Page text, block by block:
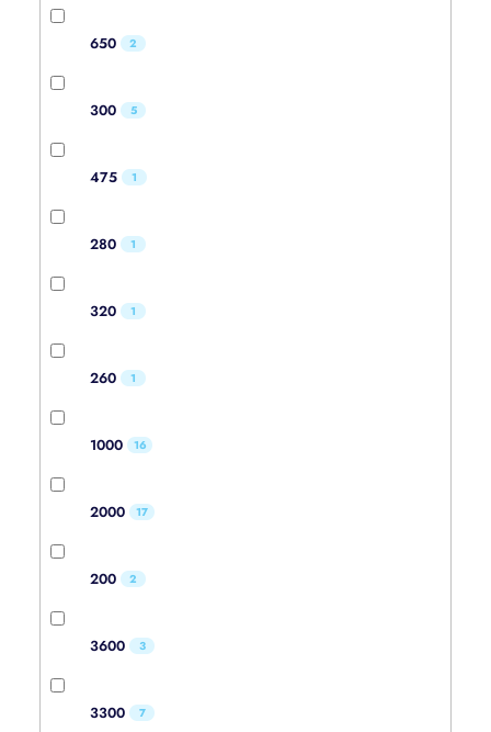
650 2
300 5
475 1
280 1
320 1
260 1
1000 16
2000 17
200 2
3600 3
3300 7